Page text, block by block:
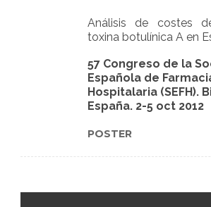
Análisis de costes
toxina botulínica A en
57 Congreso de la
Española de
Hospitalaria (SEFH).
España. 2-5 oct 2012
POSTER